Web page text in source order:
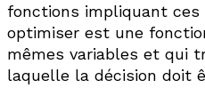
fonctions impliquant
optimiser est une
mêmes variables et qui
laquelle la décision doit